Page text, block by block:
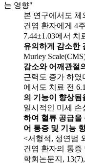
는 영향"
본 연구에서도 체
건염 환자에게 4
7.44±1.03에서 치
유의하게 감소한
Murley
감소와 어깨관절
근력도 증가 하였
에서도 치료 전
의 기능이 향상됨
일시적인 미세 손
하여 혈류 공급을
어 통증 및 기능
<서형석, 성연범
건염 환자의 통증
학회논문지,